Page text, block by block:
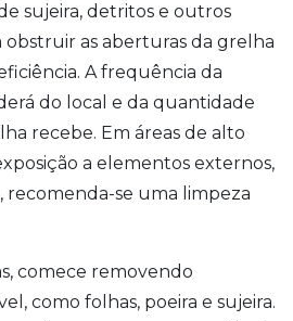
sujeira, detritos e outros
as aberturas da grelha
A frequência da
do local e da quantidade
recebe. Em áreas de alto
a elementos externos,
recomenda-se uma limpeza
comece removendo
como folhas, poeira e sujeira.